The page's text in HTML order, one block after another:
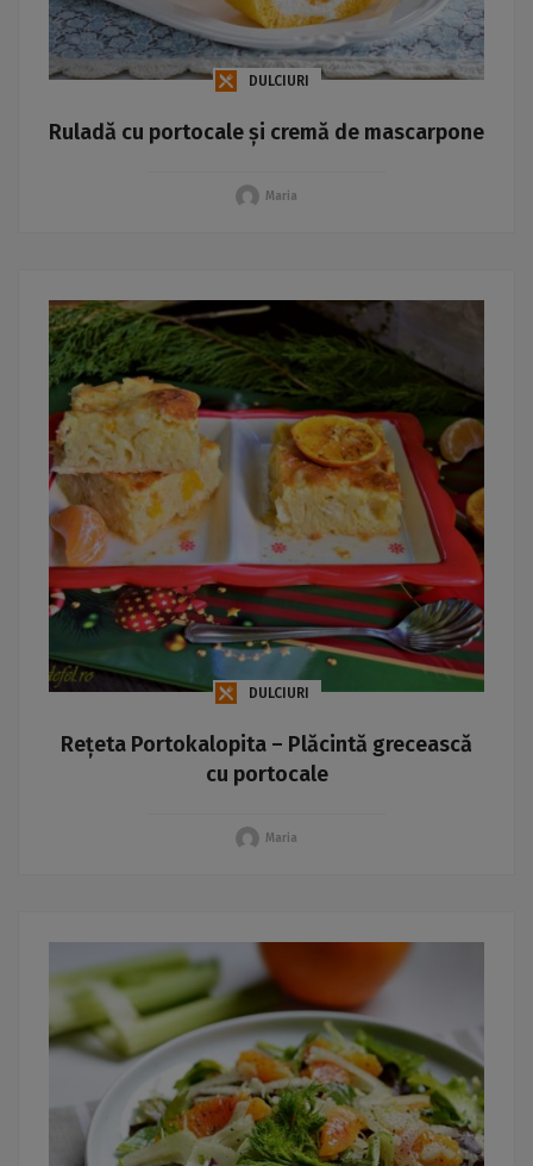
DULCIURI
Ruladă cu portocale și cremă de mascarpone
Maria
DULCIURI
Rețeta Portokalopita – Plăcintă grecească
cu portocale
Maria